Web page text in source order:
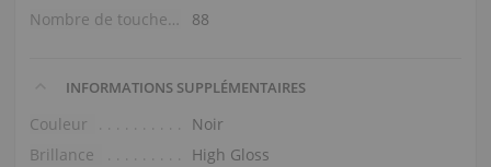
Nombre de touches
88
INFORMATIONS SUPPLÉMENTAIRES
Couleur
Noir
Brillance
High Gloss